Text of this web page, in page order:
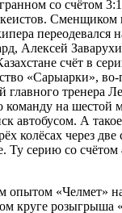
со счётом
Сменщиком
переодевался
Алексей
счёт в
«Сарыарки»,
главного тренера
команду на шестой
автобусом. А
колёсах через две
Ту серию со
опытом «Челмет»
круге розыгрыша